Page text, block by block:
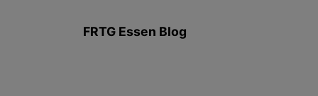
FRTG Essen Blog